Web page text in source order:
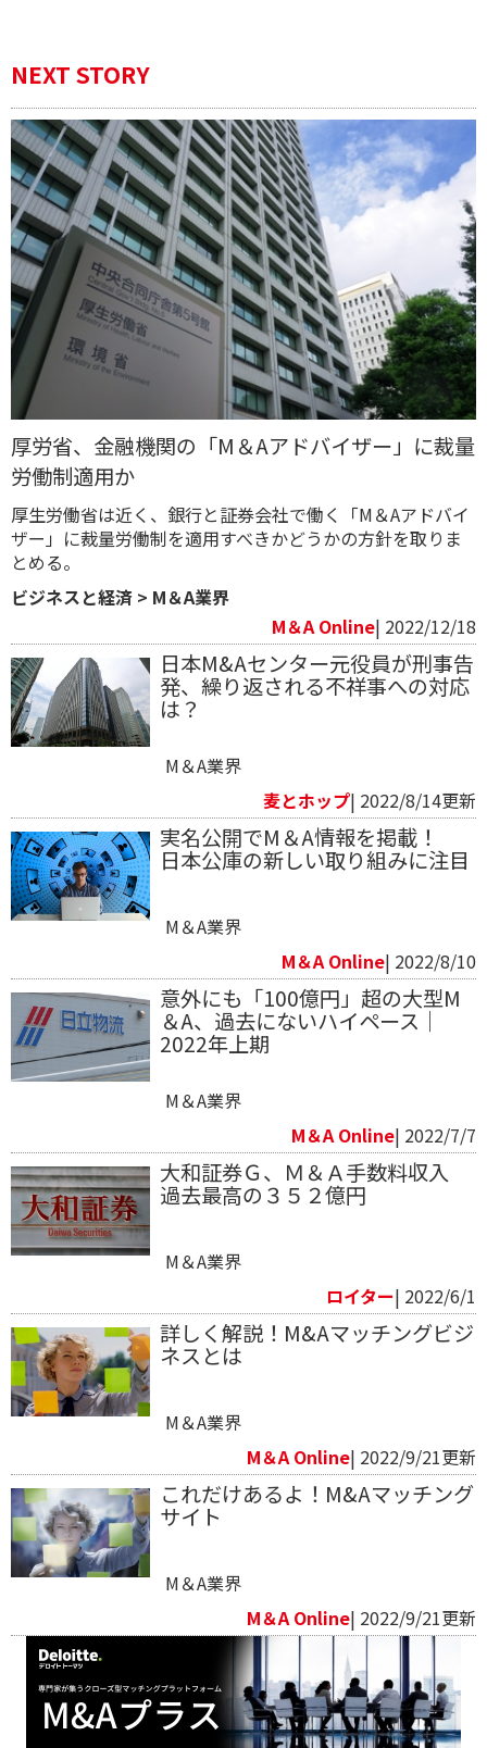
NEXT STORY
厚労省、金融機関の「M＆Aアドバイザー」に裁量
労働制適用か
厚生労働省は近く、銀行と証券会社で働く「M＆Aアドバイ
ザー」に裁量労働制を適用すべきかどうかの方針を取りま
とめる。
ビジネスと経済 > M＆A業界
M＆A Online| 2022/12/18
日本M&Aセンター元役員が刑事告
発、繰り返される不祥事への対応
は？
M＆A業界
麦とホップ| 2022/8/14更新
実名公開でM＆A情報を掲載！
日本公庫の新しい取り組みに注目
M＆A業界
M＆A Online| 2022/8/10
意外にも「100億円」超の大型M
＆A、過去にないハイペース｜
2022年上期
M＆A業界
M＆A Online| 2022/7/7
大和証券Ｇ、Ｍ＆Ａ手数料収入
過去最高の３５２億円
M＆A業界
ロイター| 2022/6/1
詳しく解説！M&Aマッチングビジ
ネスとは
M＆A業界
M＆A Online| 2022/9/21更新
これだけあるよ！M&Aマッチング
サイト
M＆A業界
M＆A Online| 2022/9/21更新